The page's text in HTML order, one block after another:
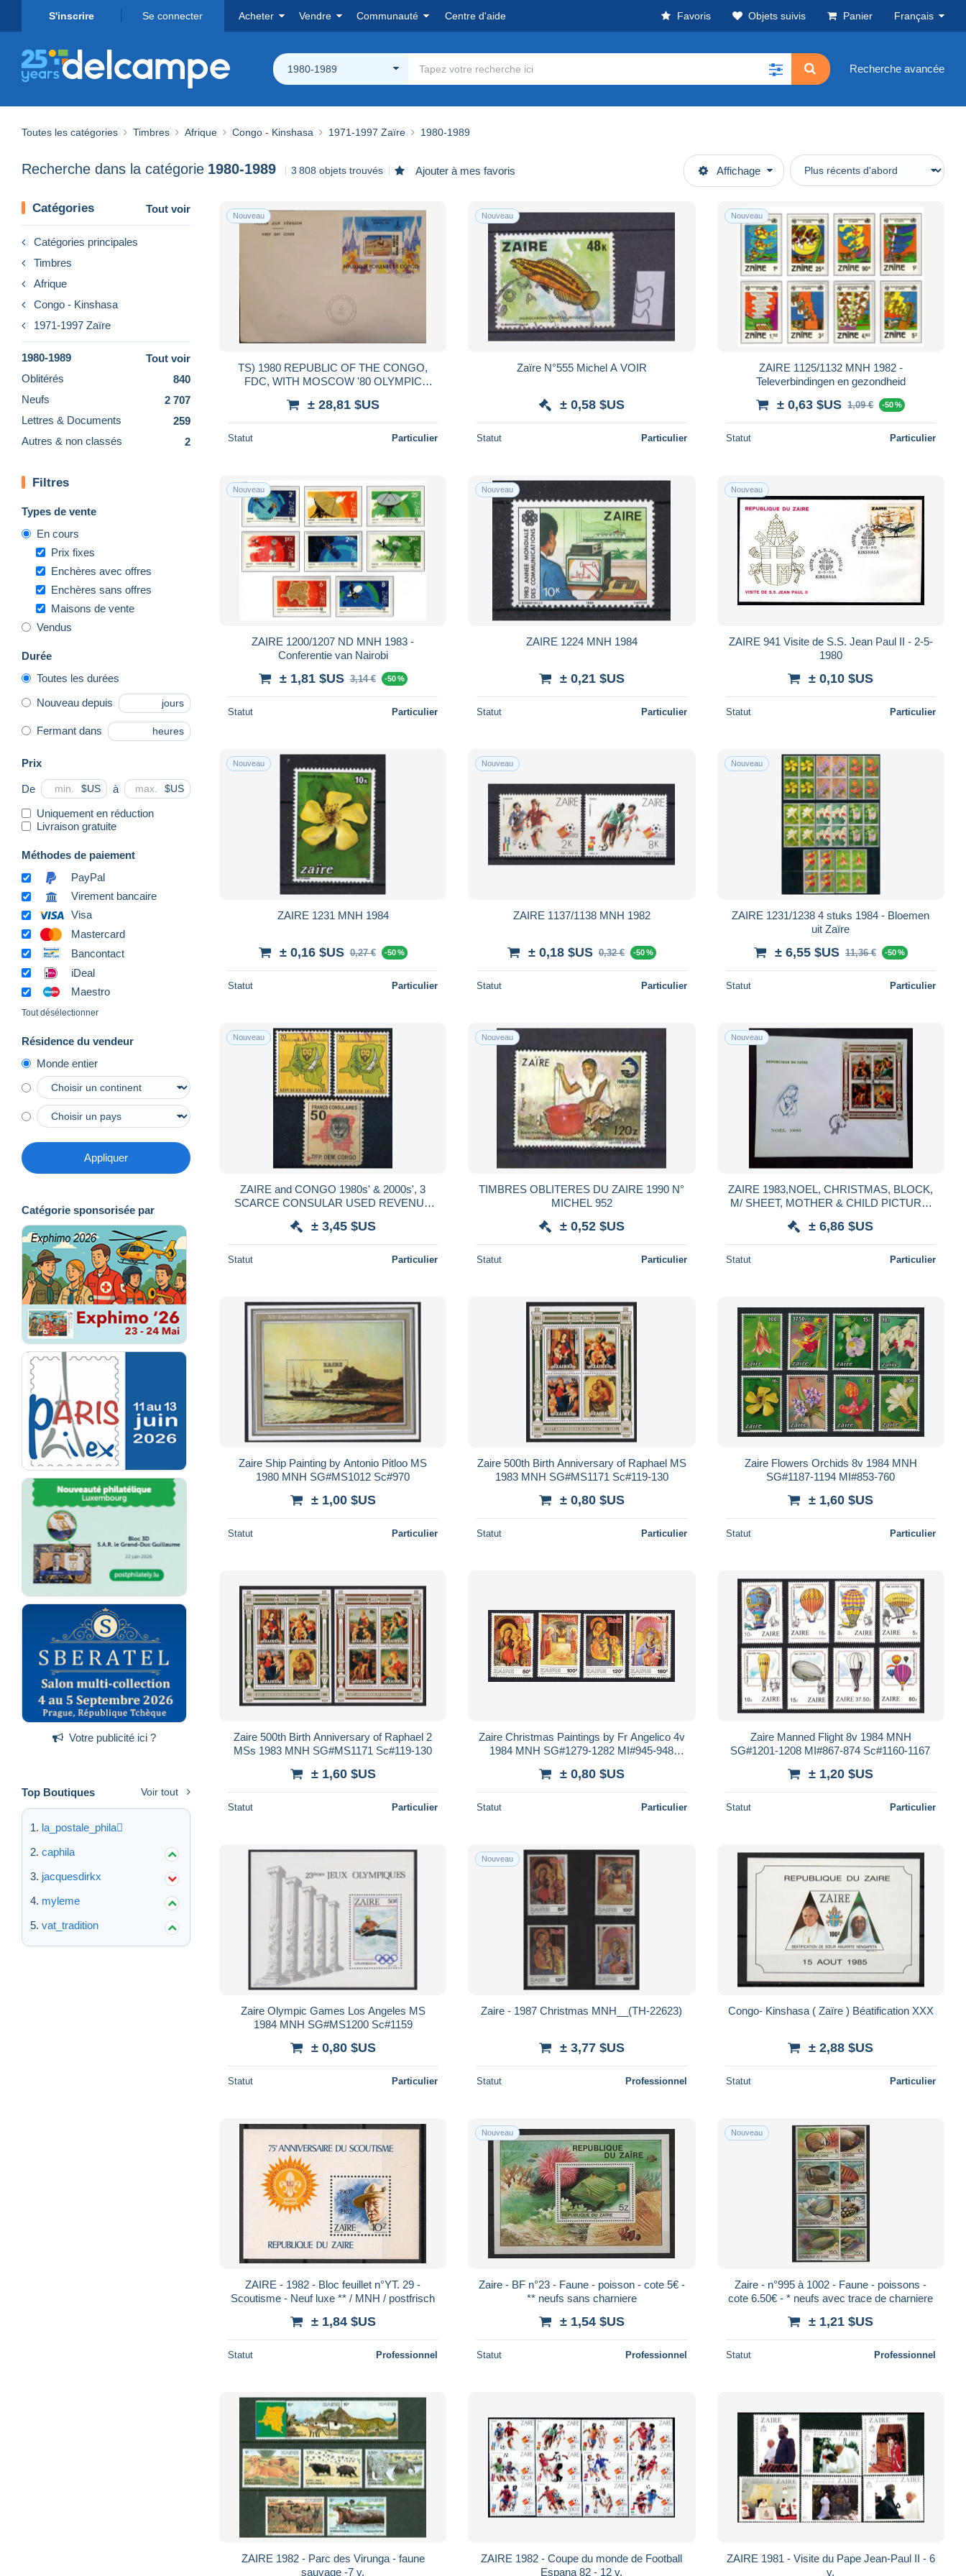
S'inscrire Se connecter Acheter Vendre Communauté Centre d'aide Favoris Objets suivis Panier Français
1980-1989 Recherche avancée
Toutes les catégories Timbres Afrique Congo - Kinshasa 1971-1997 Zaïre 1980-1989
Recherche dans la catégorie 1980-1989 3 808 objets trouvés Ajouter à mes favoris Affichage
Catégories Tout voir
Catégories principales
Timbres
Afrique
Congo - Kinshasa
1971-1997 Zaïre
1980-1989
Tout voir
Oblitérés
840
Neufs
2 707
Lettres & Documents
259
Autres & non classés
2
Filtres
Types de vente
En cours
Prix fixes
Enchères avec offres
Enchères sans offres
Maisons de vente
Vendus
Durée
Toutes les durées
Nouveau depuis jours
Fermant dans heures
Prix
De $US à $US
Uniquement en réduction
Livraison gratuite
Méthodes de paiement
PayPal
Virement bancaire
Visa
Mastercard
Bancontact
iDeal
Maestro
Tout désélectionner
Résidence du vendeur
Monde entier
Appliquer
Catégorie sponsorisée par
Votre publicité ici ?
Top Boutiques Voir tout
la_postale_phila
caphila
jacquesdirkx
myleme
vat_tradition
Nouveau
TS) 1980 REPUBLIC OF THE CONGO,
FDC, WITH MOSCOW '80 OLYMPIC
± 28,81 $US
Statut Particulier
Nouveau
Zaïre N°555 Michel A VOIR
± 0,58 $US
Statut Particulier
Nouveau
ZAIRE 1125/1132 MNH 1982 -
Televerbindingen en gezondheid
± 0,63 $US 1,09 € -50 %
Statut Particulier
Nouveau
ZAIRE 1200/1207 ND MNH 1983 -
Conferentie van Nairobi
± 1,81 $US 3,14 € -50 %
Statut Particulier
Nouveau
ZAIRE 1224 MNH 1984
± 0,21 $US
Statut Particulier
Nouveau
ZAIRE 941 Visite de S.S. Jean Paul II - 2-5-
1980
± 0,10 $US
Statut Particulier
Nouveau
ZAIRE 1231 MNH 1984
± 0,16 $US 0,27 € -50 %
Statut Particulier
Nouveau
ZAIRE 1137/1138 MNH 1982
± 0,18 $US 0,32 € -50 %
Statut Particulier
Nouveau
ZAIRE 1231/1238 4 stuks 1984 - Bloemen
uit Zaïre
± 6,55 $US 11,36 € -50 %
Statut Particulier
Nouveau
ZAIRE and CONGO 1980s' & 2000s', 3
SCARCE CONSULAR USED REVENUE
± 3,45 $US
Statut Particulier
Nouveau
TIMBRES OBLITERES DU ZAIRE 1990 N°
MICHEL 952
± 0,52 $US
Statut Particulier
Nouveau
ZAIRE 1983,NOEL, CHRISTMAS, BLOCK,
M/ SHEET, MOTHER & CHILD PICTURE,
CANCEL, FDC COVER
± 6,86 $US
Statut Particulier
Zaire Ship Painting by Antonio Pitloo MS
1980 MNH SG#MS1012 Sc#970
± 1,00 $US
Statut Particulier
Zaire 500th Birth Anniversary of Raphael MS
1983 MNH SG#MS1171 Sc#119-130
± 0,80 $US
Statut Particulier
Zaire Flowers Orchids 8v 1984 MNH
SG#1187-1194 MI#853-760
± 1,60 $US
Statut Particulier
Zaire 500th Birth Anniversary of Raphael 2
MSs 1983 MNH SG#MS1171 Sc#119-130
± 1,60 $US
Statut Particulier
Zaire Christmas Paintings by Fr Angelico 4v
1984 MNH SG#1279-1282 MI#945-948
± 0,80 $US
Statut Particulier
Zaire Manned Flight 8v 1984 MNH
SG#1201-1208 MI#867-874 Sc#1160-1167
± 1,20 $US
Statut Particulier
Zaire Olympic Games Los Angeles MS
1984 MNH SG#MS1200 Sc#1159
± 0,80 $US
Statut Particulier
Nouveau
Zaire - 1987 Christmas MNH__(TH-22623)
± 3,77 $US
Statut Professionnel
Congo- Kinshasa ( Zaïre ) Béatification XXX
± 2,88 $US
Statut Particulier
ZAIRE - 1982 - Bloc feuillet n°YT. 29 -
Scoutisme - Neuf luxe ** / MNH / postfrisch
± 1,84 $US
Statut Professionnel
Nouveau
Zaire - BF n°23 - Faune - poisson - cote 5€ -
** neufs sans charniere
± 1,54 $US
Statut Professionnel
Nouveau
Zaire - n°995 à 1002 - Faune - poissons -
cote 6.50€ - * neufs avec trace de charniere
± 1,21 $US
Statut Professionnel
ZAIRE 1982 - Parc des Virunga - faune
sauvage -7 v.
ZAIRE 1982 - Coupe du monde de Football
Espana 82 - 12 v.
ZAIRE 1981 - Visite du Pape Jean-Paul II - 6
v.